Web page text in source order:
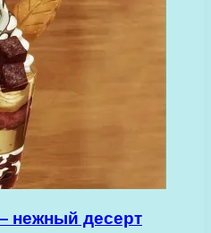
нежный десерт